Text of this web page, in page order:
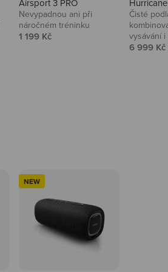
Airsport 3 PRO
Nevypadnou ani při
náročném tréninku
Prodejní cena
1 199 Kč
Čisté
vysávání
Prodejní
6 999 Kč
NEW